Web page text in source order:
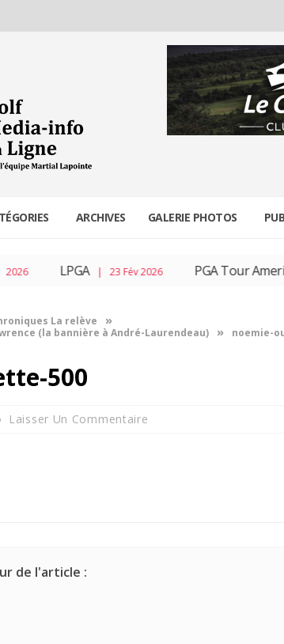
ARCHIVES GALERIE PHOTOS
LPGA| 23 Fév 2026 PGA Tour
La relève »
(la bannière à André-Laurendeau) » noemie-
500
Laisser Un Commentaire
de l'article :